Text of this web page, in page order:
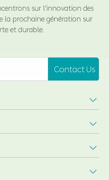
sur l'innovation des
la prochaine génération sur
et durable.
Contact Us



